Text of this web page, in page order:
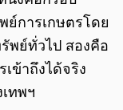
ย์การเกษตรโดย
พย์ทั่วไป สองคือ
ข้าถึงได้จริง
ทพฯ